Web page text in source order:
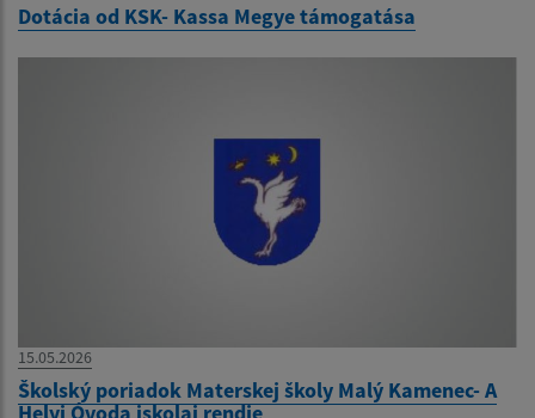
Dotácia od KSK- Kassa Megye támogatása
15.05.2026
Školský poriadok Materskej školy Malý Kamenec- A